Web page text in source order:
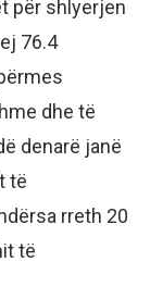
për shlyerjen
76.4
dhe të
denarë janë
të
rreth 20
të